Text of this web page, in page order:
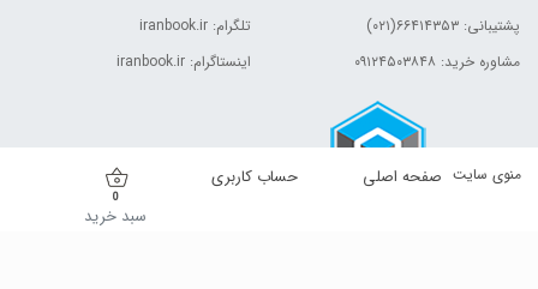
صفحه اصلی منوی سایت حساب کاربری
0
سبد خرید
پشتیبانی: ۶۶۴۱۴۳۵۳(۰۲۱)
مشاوره خرید: ۰۹۱۲۴۵۰۳۸۴۸
تلگرام: iranbook.ir
اینستاگرام: iranbook.ir